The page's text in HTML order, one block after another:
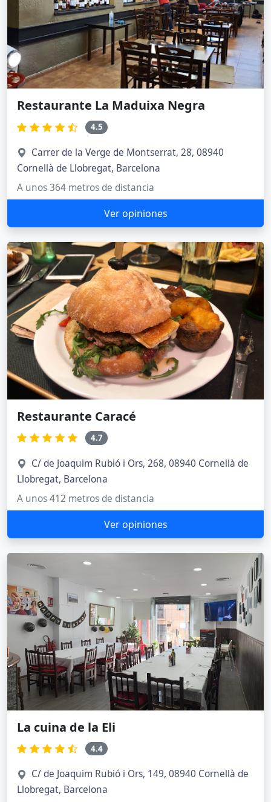
Restaurante La Maduixa Negra
4.5
Carrer de la Verge de Montserrat, 28, 08940
Cornellà de Llobregat, Barcelona
A unos 364 metros de distancia
Ver opiniones
Restaurante Caracé
4.7
C/ de Joaquim Rubió i Ors, 268, 08940 Cornellà de
Llobregat, Barcelona
A unos 412 metros de distancia
Ver opiniones
La cuina de la Eli
4.4
C/ de Joaquim Rubió i Ors, 149, 08940 Cornellà de
Llobregat, Barcelona